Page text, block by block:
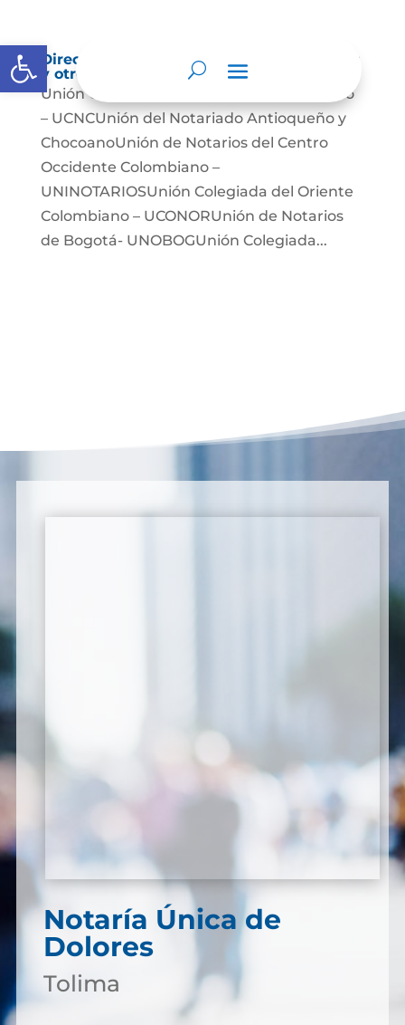
Abrir barra de herramientas
Directorio de agremiaciones, asociaciones
y otros grupos de interés
Unión Colegiada de Notariado Colombiano
– UCNCUnión del Notariado Antioqueño y
ChocoanoUnión de Notarios del Centro
Occidente Colombiano –
UNINOTARIOSUnión Colegiada del Oriente
Colombiano – UCONORUnión de Notarios
de Bogotá- UNOBOGUnión Colegiada...
Notaría Única de
Dolores
Tolima